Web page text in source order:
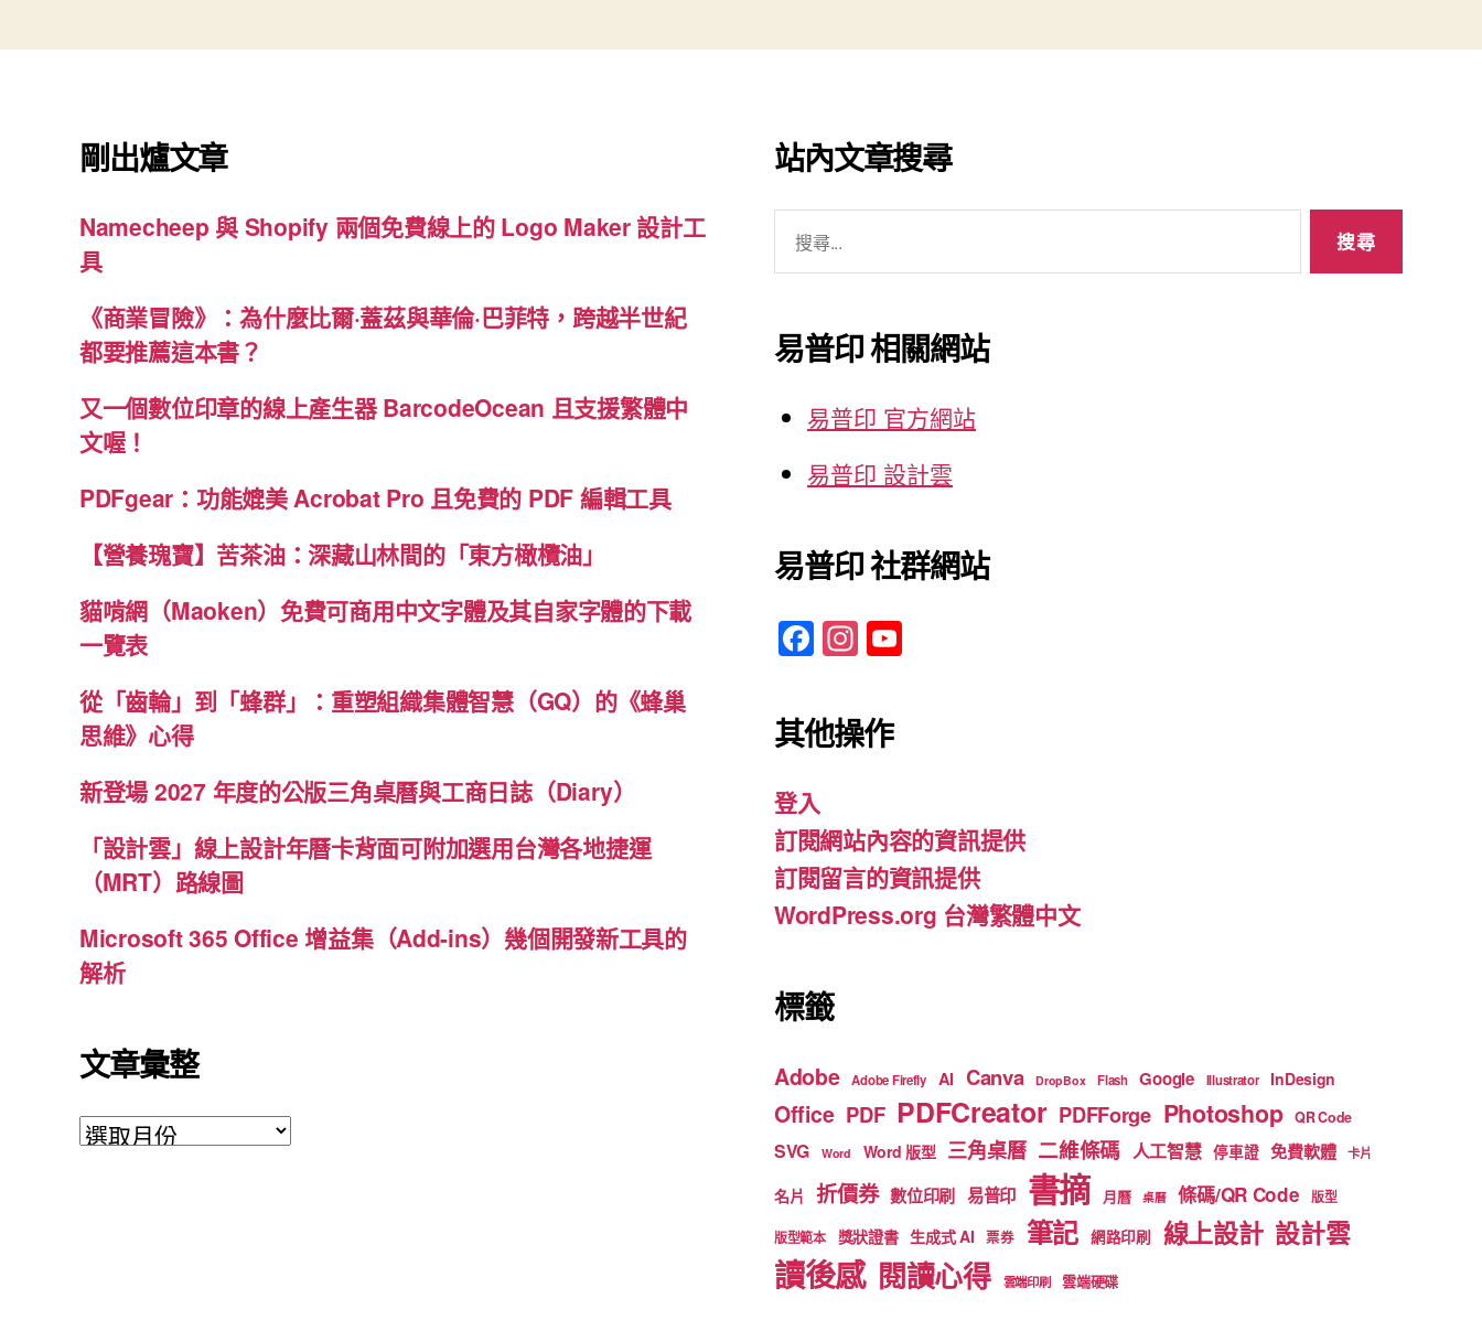
字
及
其
家
字
體
的
下
一
覽
剛出爐文章
Namecheep 與 Shopify 兩個免費線上的 Logo Maker 設計工
具
《商業冒險》：為什麼比爾·蓋茲與華倫·巴菲特，跨越半世紀
都要推薦這本書？
又一個數位印章的線上產生器 BarcodeOcean 且支援繁體中
文喔！
PDFgear：功能媲美 Acrobat Pro 且免費的 PDF 編輯工具
【營養瑰寶】苦茶油：深藏山林間的「東方橄欖油」
貓啃網（Maoken）免費可商用中文字體及其自家字體的下載
一覽表
從「齒輪」到「蜂群」：重塑組織集體智慧（GQ）的《蜂巢
思維》心得
新登場 2027 年度的公版三角桌曆與工商日誌（Diary）
「設計雲」線上設計年曆卡背面可附加選用台灣各地捷運
（MRT）路線圖
Microsoft 365 Office 增益集（Add-ins）幾個開發新工具的
解析
文章彙整
文
站內文章搜尋
字:
易普印 相關網站
易普印 官方網站
易普印 設計雲
易普印 社群網站
F
a
c
e
o
o
k
In
st
a
gr
m b
e
其他操作
登入
訂閱網站內容的資訊提供
訂閱留言的資訊提供
WordPress.org 台灣繁體中文
標籤
Adobe Adobe Firefly AI Canva DropBox Flash Google Illustrator InDesign
Office PDF PDFCreator PDFForge Photoshop QR Code
SVG Word Word 版型 三角桌曆 二維條碼 人工智慧 停車證 免費軟體 卡片
名片 折價券 數位印刷 易普印 書摘 月曆 桌曆 條碼/QR Code 版型
版型範本 獎狀證書 生成式 AI 票券 筆記 網路印刷 線上設計 設計雲
讀後感 閱讀心得 雲端印刷 雲端硬碟